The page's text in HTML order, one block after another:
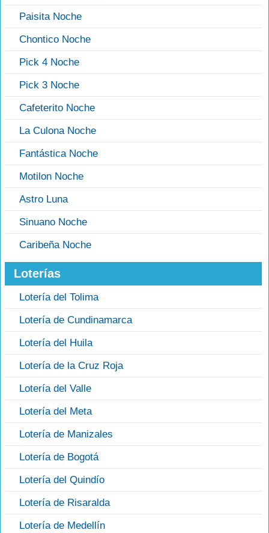
Paisita Noche
Chontico Noche
Pick 4 Noche
Pick 3 Noche
Cafeterito Noche
La Culona Noche
Fantástica Noche
Motilon Noche
Astro Luna
Sinuano Noche
Caribeña Noche
Loterías
Lotería del Tolima
Lotería de Cundinamarca
Lotería del Huila
Lotería de la Cruz Roja
Lotería del Valle
Lotería del Meta
Lotería de Manizales
Lotería de Bogotá
Lotería del Quindío
Lotería de Risaralda
Lotería de Medellín